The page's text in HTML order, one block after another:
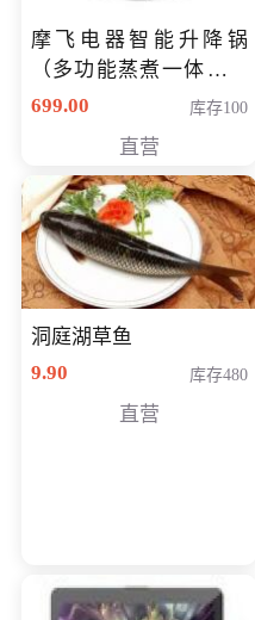
摩飞电器智能升降锅
（多功能蒸煮一体锅）
（智能升降养生锅） 会
699.00 库存100
直营
洞庭湖草鱼
9.90
库存480
直营